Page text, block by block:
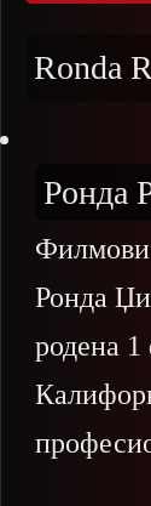
Ronda
Ронда
Ронда
родена 1